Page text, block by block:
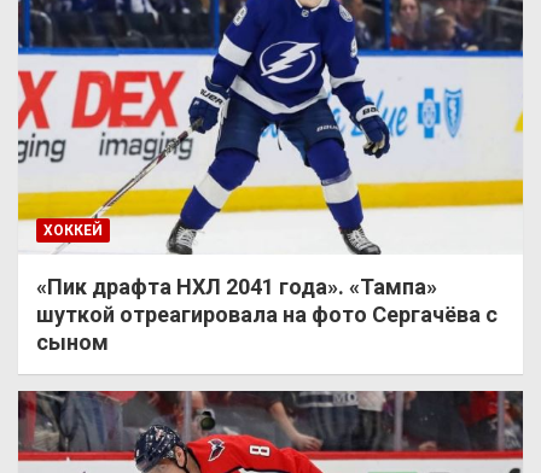
ХОККЕЙ
«Пик драфта НХЛ 2041 года». «Тампа»
шуткой отреагировала на фото Сергачёва с
сыном